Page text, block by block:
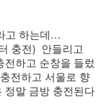
고 하는데…
충전)  안들리고
하고 순창을 들렀
전하고 서울로 향
정말 금방 충전된다